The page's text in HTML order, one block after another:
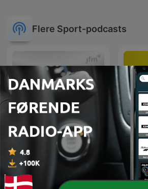
Flere Sport-podcasts
Det Hvide Snit - en
podcast om AGF